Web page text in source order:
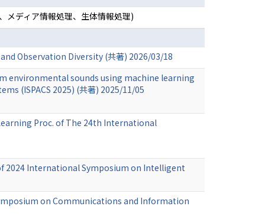
メディア情報処理、生体情報処理)
Observation Diversity (共著) 2026/03/18
environmental sounds using machine learning
(ISPACS 2025) (共著) 2025/11/05
Proc. of The 24th International
2024 International Symposium on Intelligent
on Communications and Information